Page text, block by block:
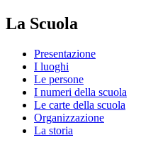
La Scuola
Presentazione
I luoghi
Le persone
I numeri della scuola
Le carte della scuola
Organizzazione
La storia